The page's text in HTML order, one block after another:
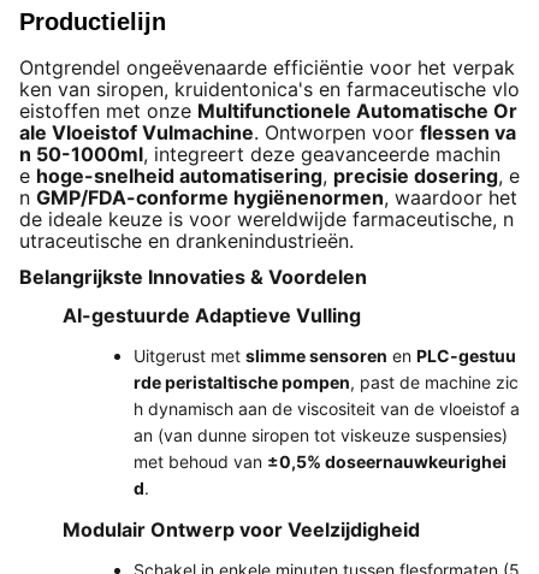
Productielijn
Ontgrendel ongeëvenaarde efficiëntie voor het verpak
ken van siropen, kruidentonica's en farmaceutische vlo
eistoffen met onze Multifunctionele Automatische Or
ale Vloeistof Vulmachine. Ontworpen voor flessen va
n 50-1000ml, integreert deze geavanceerde machin
e hoge-snelheid automatisering, precisie dosering, e
n GMP/FDA-conforme hygiënenormen, waardoor het
de ideale keuze is voor wereldwijde farmaceutische, n
utraceutische en drankenindustrieën.
Belangrijkste Innovaties & Voordelen
AI-gestuurde Adaptieve Vulling
Uitgerust met slimme sensoren en PLC-gestuu
rde peristaltische pompen, past de machine zic
h dynamisch aan de viscositeit van de vloeistof a
an (van dunne siropen tot viskeuze suspensies)
met behoud van ±0,5% doseernauwkeurighei
d.
Modulair Ontwerp voor Veelzijdigheid
Schakel in enkele minuten tussen flesformaten (5